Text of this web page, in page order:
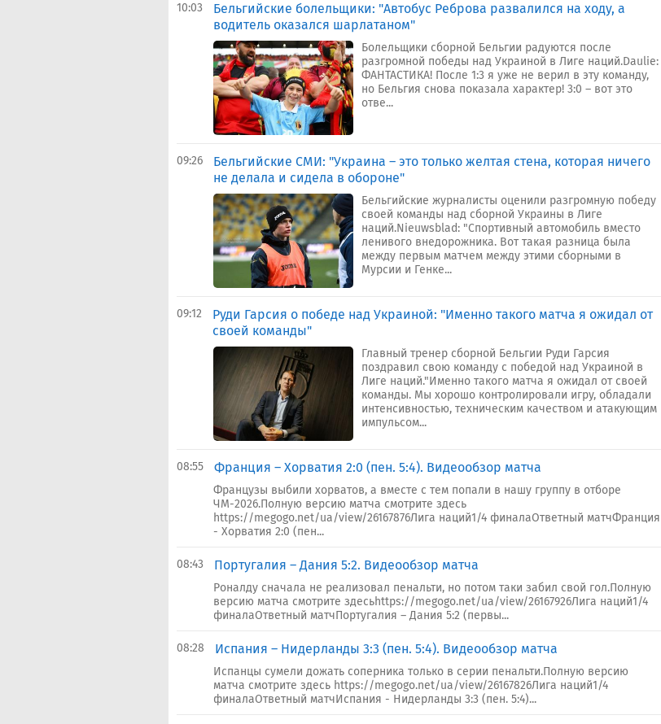
10:03
Бельгийские болельщики: "Автобус Реброва развалился на ходу, а
водитель оказался шарлатаном"
Болельщики сборной Бельгии радуются после
разгромной победы над Украиной в Лиге наций.Daulie:
ФАНТАСТИКА! После 1:3 я уже не верил в эту команду,
но Бельгия снова показала характер! 3:0 – вот это
отве...
09:26
Бельгийские СМИ: "Украина – это только желтая стена, которая ничего
не делала и сидела в обороне"
Бельгийские журналисты оценили разгромную победу
своей команды над сборной Украины в Лиге
наций.Nieuwsblad: "Спортивный автомобиль вместо
ленивого внедорожника. Вот такая разница была
между первым матчем между этими сборными в
Мурсии и Генке...
09:12
Руди Гарсия о победе над Украиной: "Именно такого матча я ожидал от
своей команды"
Главный тренер сборной Бельгии Руди Гарсия
поздравил свою команду с победой над Украиной в
Лиге наций."Именно такого матча я ожидал от своей
команды. Мы хорошо контролировали игру, обладали
интенсивностью, техническим качеством и атакующим
импульсом...
08:55 Франция – Хорватия 2:0 (пен. 5:4). Видеообзор матча
Французы выбили хорватов, а вместе с тем попали в нашу группу в отборе
ЧМ-2026.Полную версию матча смотрите здесь
https://megogo.net/ua/view/26167876Лига наций1/4 финалаОтветный матчФранция
- Хорватия 2:0 (пен...
08:43 Португалия – Дания 5:2. Видеообзор матча
Роналду сначала не реализовал пенальти, но потом таки забил свой гол.Полную
версию матча смотрите здесьhttps://megogo.net/ua/view/26167926Лига наций1/4
финалаОтветный матчПортугалия – Дания 5:2 (первы...
08:28 Испания – Нидерланды 3:3 (пен. 5:4). Видеообзор матча
Испанцы сумели дожать соперника только в серии пенальти.Полную версию
матча смотрите здесь https://megogo.net/ua/view/26167826Лига наций1/4
финалаОтветный матчИспания - Нидерланды 3:3 (пен. 5:4)...